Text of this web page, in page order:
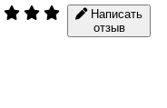
Написать
отзыв